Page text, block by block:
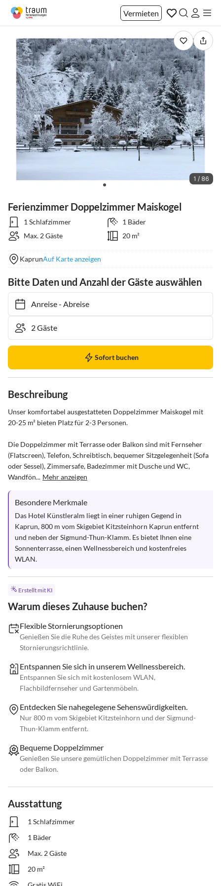
Vermieten
1 / 86
Ferienzimmer Doppelzimmer Maiskogel
1 Schlafzimmer
1 Bäder
Max. 2 Gäste
20 m²
KaprunAuf Karte anzeigen
Bitte Daten und Anzahl der Gäste auswählen
Anreise- Abreise
Sofort buchen
Beschreibung
Unser komfortabel ausgestatteten Doppelzimmer Maiskogel mit
20-25 m² bieten Platz für 2-3 Personen.
Die Doppelzimmer mit Terrasse oder Balkon sind mit Fernseher
(Flatscreen), Telefon, Schreibtisch, bequemer Sitzgelegenheit (Sofa
oder Sessel), Zimmersafe, Badezimmer mit Dusche und WC,
Wandfön... Mehr anzeigen
Besondere Merkmale
Das Hotel Künstleralm liegt in einer ruhigen Gegend in
Kaprun, 800 m vom Skigebiet Kitzsteinhorn Kaprun entfernt
und neben der Sigmund-Thun-Klamm. Es bietet Ihnen eine
Sonnenterrasse, einen Wellnessbereich und kostenfreies
WLAN.
Erstellt mit KI
Warum dieses Zuhause buchen?
Flexible Stornierungsoptionen
Genießen Sie die Ruhe des Geistes mit unserer flexiblen
Stornierungsrichtlinie.
Entspannen Sie sich in unserem Wellnessbereich.
Entspannen Sie sich mit kostenlosem WLAN,
Flachbildfernseher und Gartenmöbeln.
Entdecken Sie nahegelegene Sehenswürdigkeiten.
Nur 800 m vom Skigebiet Kitzsteinhorn und der Sigmund-
Thun-Klamm entfernt.
Bequeme Doppelzimmer
Genießen Sie unsere gemütlichen Doppelzimmer mit Terrasse
oder Balkon.
Ausstattung
1 Schlafzimmer
1 Bäder
Max. 2 Gäste
20 m²